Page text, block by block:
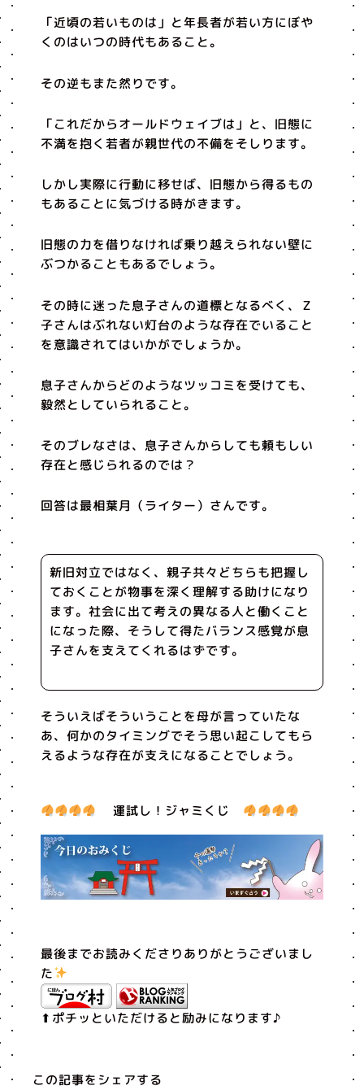
「近頃の若いものは」と年長者が若い方にぼや
くのはいつの時代もあること。
その逆もまた然りです。
「これだからオールドウェイブは」と、旧態に
不満を抱く若者が親世代の不備をそしります。
しかし実際に行動に移せば、旧態から得るもの
もあることに気づける時がきます。
旧態の力を借りなければ乗り越えられない壁に
ぶつかることもあるでしょう。
その時に迷った息子さんの道標となるべく、Ｚ
子さんはぶれない灯台のような存在でいること
を意識されてはいかがでしょうか。
息子さんからどのようなツッコミを受けても、
毅然としていられること。
そのブレなさは、息子さんからしても頼もしい
存在と感じられるのでは？
回答は最相葉月（ライター）さんです。
新旧対立ではなく、親子共々どちらも把握し
ておくことが物事を深く理解する助けになり
ます。社会に出て考えの異なる人と働くこと
になった際、そうして得たバランス感覚が息
子さんを支えてくれるはずです。
そういえばそういうことを母が言っていたな
あ、何かのタイミングでそう思い起こしてもら
えるような存在が支えになることでしょう。
運試し！ジャミくじ
最後までお読みくださりありがとうございまし
た
⬆︎ポチッといただけると励みになります♪
この記事をシェアする